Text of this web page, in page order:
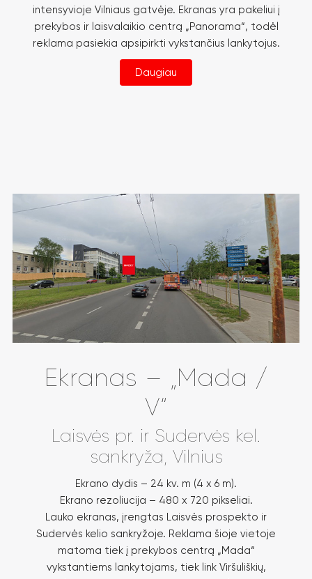
intensyvioje Vilniaus gatvėje. Ekranas yra pakeliui į
prekybos ir laisvalaikio centrą „Panorama“, todėl
reklama pasiekia apsipirkti vykstančius lankytojus.
Daugiau
Ekranas – „Mada /
V“
Laisvės pr. ir Sudervės kel.
sankryža, Vilnius
Ekrano dydis – 24 kv. m (4 x 6 m).
Ekrano rezoliucija – 480 x 720 pikseliai.
Lauko ekranas, įrengtas Laisvės prospekto ir
Sudervės kelio sankryžoje. Reklama šioje vietoje
matoma tiek į prekybos centrą „Mada“
vykstantiems lankytojams, tiek link Viršuliškių,